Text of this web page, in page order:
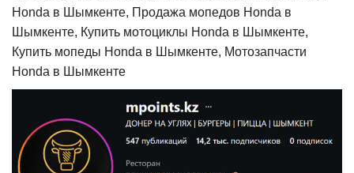
Honda в Шымкенте, Продажа мопедов Honda в
Шымкенте, Купить мотоциклы Honda в Шымкенте,
Купить мопеды Honda в Шымкенте, Мотозапчасти
Honda в Шымкенте